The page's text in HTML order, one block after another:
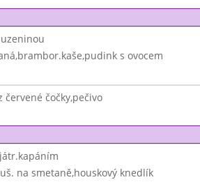
s ovocem
červené čočky,pečivo
na smetaně,houskový knedlík